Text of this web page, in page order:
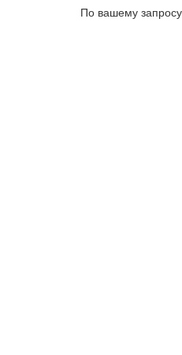
По вашему